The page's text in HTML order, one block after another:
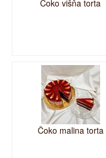
Čoko višňa torta
Čoko malina torta